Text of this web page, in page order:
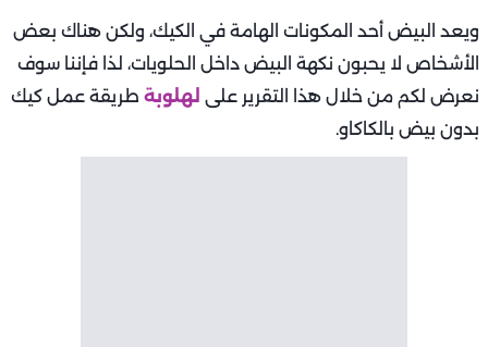
ويعد البيض أحد المكونات الهامة في الكيك، ولكن هناك بعض
الأشخاص لا يحبون نكهة البيض داخل الحلويات، لذا فإننا سوف
نعرض لكم من خلال هذا التقرير على لهلوبة طريقة عمل كيك
بدون بيض بالكاكاو.